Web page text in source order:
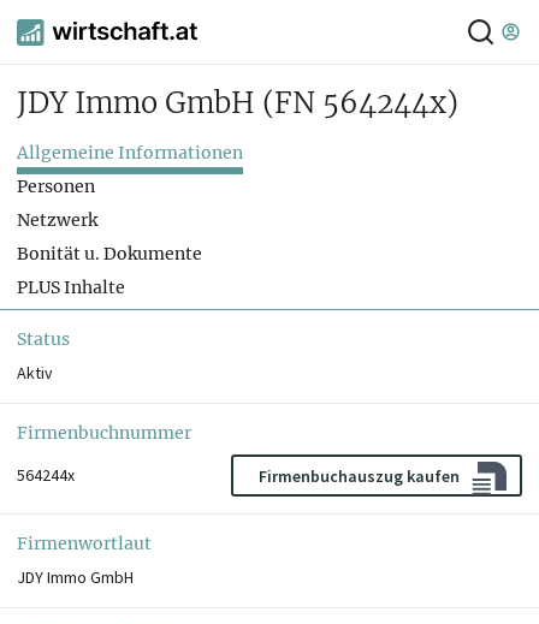
JDY Immo GmbH (FN 564244x)
Allgemeine Informationen
Personen
Netzwerk
Bonität u. Dokumente
PLUS Inhalte
Status
Aktiv
Firmenbuchnummer
564244x
Firmenbuchauszug kaufen
Firmenwortlaut
JDY Immo GmbH